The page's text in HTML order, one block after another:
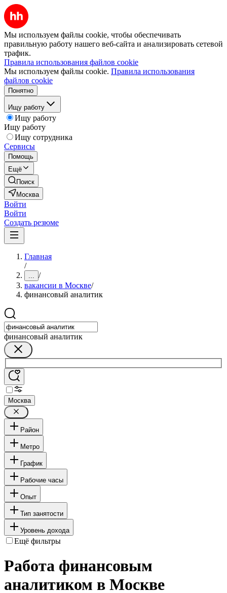
Мы используем файлы cookie, чтобы обеспечивать
правильную работу нашего веб-сайта и анализировать сетевой
трафик.
Правила использования файлов cookie
Мы используем файлы cookie. Правила использования
файлов cookie
Понятно
Ищу работу
Ищу работу
Ищу работу
Ищу сотрудника
Сервисы
Помощь
Ещё
Поиск
Москва
Войти
Войти
Создать резюме
Главная
/
... /
вакансии в Москве/
финансовый аналитик
финансовый аналитик
Москва
Район
Метро
График
Рабочие часы
Опыт
Тип занятости
Уровень дохода
Ещё фильтры
Работа финансовым
аналитиком в Москве